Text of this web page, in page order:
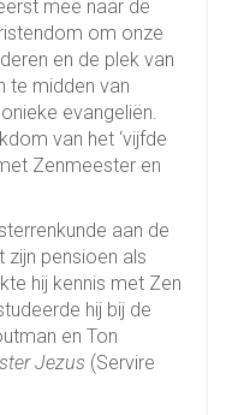
mee naar de
om onze
en de plek van
te midden van
evangeliën.
van het ‘vijfde
Zenmeester en
aan de
zijn pensioen als
hij kennis met Zen
hij bij de
en Ton
Jezus (Servire